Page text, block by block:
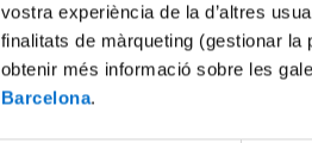
vostra experiència de la d’altres
finalitats de màrqueting (gestionar la
obtenir més informació sobre les
Barcelona.